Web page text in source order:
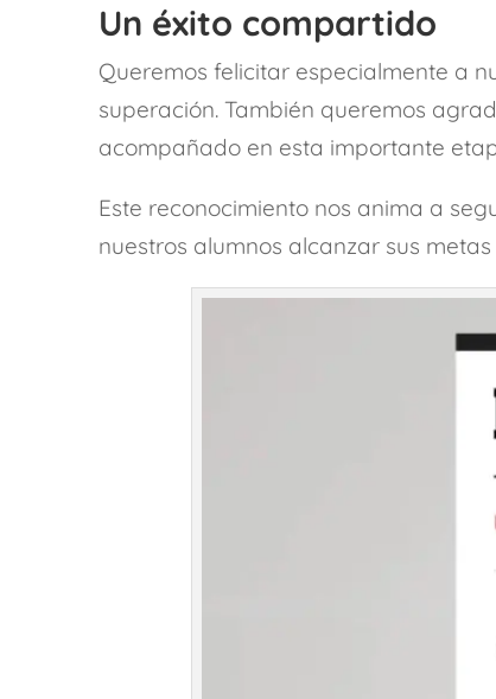
Un éxito compartido
Queremos felicitar especialmente a
superación. También queremos
acompañado en esta importante
Este reconocimiento nos anima a
nuestros alumnos alcanzar sus